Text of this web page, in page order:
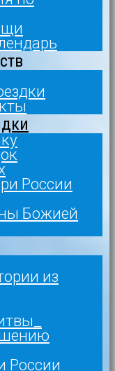
России
Божией
из
России